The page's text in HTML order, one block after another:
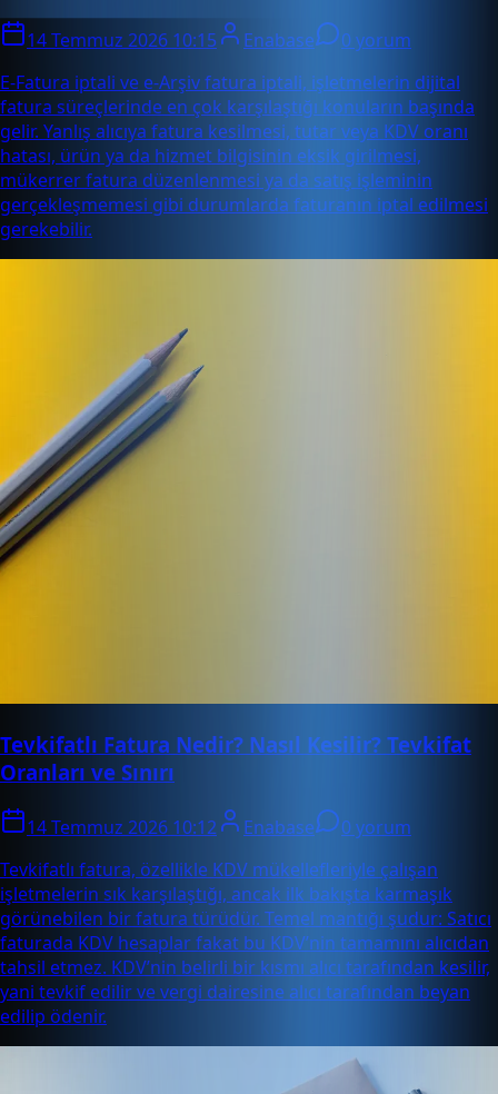
14 Temmuz 2026 10:15 Enabase
0 yorum
E-Fatura iptali ve e-Arşiv fatura iptali, işletmelerin dijital
fatura süreçlerinde en çok karşılaştığı konuların başında
gelir. Yanlış alıcıya fatura kesilmesi, tutar veya KDV oranı
hatası, ürün ya da hizmet bilgisinin eksik girilmesi,
mükerrer fatura düzenlenmesi ya da satış işleminin
gerçekleşmemesi gibi durumlarda faturanın iptal edilmesi
gerekebilir.
Tevkifatlı Fatura Nedir? Nasıl Kesilir? Tevkifat
Oranları ve Sınırı
14 Temmuz 2026 10:12 Enabase
0 yorum
Tevkifatlı fatura, özellikle KDV mükellefleriyle çalışan
işletmelerin sık karşılaştığı, ancak ilk bakışta karmaşık
görünebilen bir fatura türüdür. Temel mantığı şudur: Satıcı
faturada KDV hesaplar fakat bu KDV’nin tamamını alıcıdan
tahsil etmez. KDV’nin belirli bir kısmı alıcı tarafından kesilir,
yani tevkif edilir ve vergi dairesine alıcı tarafından beyan
edilip ödenir.